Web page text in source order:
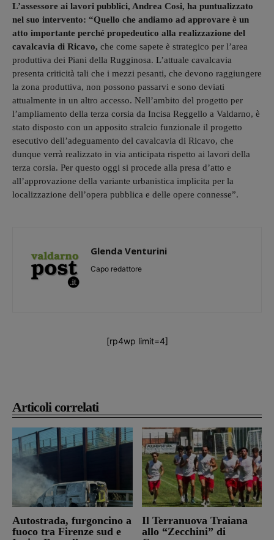
Articoli correlati
Autostrada, furgoncino a
fuoco tra Firenze sud e
Il Terranuova Traiana
allo “Zecchini” di
L’assessore ai lavori pubblici, Andrea Cosi, ha puntualizzato
nel suo intervento: “Quello che andiamo ad approvare è un
atto importante perché propedeutico alla realizzazione del
cavalcavia di Ricavo, che come sapete è strategico per l’area
produttiva dei Piani della Rugginosa. L’attuale cavalcavia
presenta criticità tali che i mezzi pesanti, che devono raggiungere
la zona produttiva, non possono passarvi e sono deviati
attualmente in un altro accesso. Nell’ambito del progetto per
l’ampliamento della terza corsia da Incisa Reggello a Valdarno, è
stato disposto con un apposito stralcio funzionale il progetto
esecutivo dell’adeguamento del cavalcavia di Ricavo, che
dunque verrà realizzato in via anticipata rispetto ai lavori della
terza corsia. Per questo oggi si procede alla presa d’atto e
all’approvazione della variante urbanistica implicita per la
localizzazione dell’opera pubblica e delle opere connesse”.
Glenda Venturini
Capo redattore
[rp4wp limit=4]